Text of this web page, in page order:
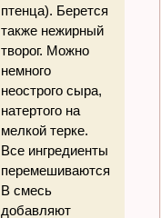
птенца). Берется
также нежирный
творог. Можно
немного
неострого сыра,
натертого на
мелкой терке.
Все ингредиенты
перемешиваются.
В смесь
добавляют